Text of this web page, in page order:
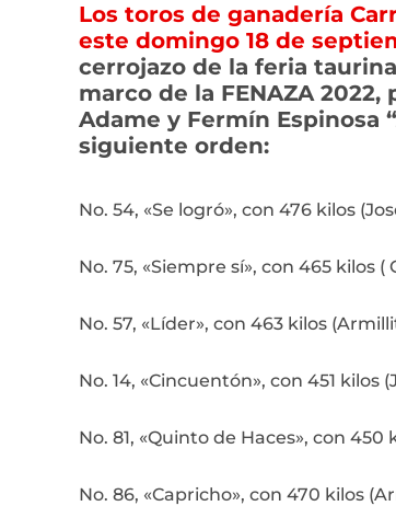
Los toros de ganadería
este domingo 18 de
cerrojazo de la feria
marco de la FENAZA
Adame y Fermín Espinosa
siguiente orden:
No. 54, «Se logró», con 476 kilos
No. 75, «Siempre sí», con 465 kilos (
No. 57, «Líder», con 463 kilos
No. 14, «Cincuentón», con 451 kilos
No. 81, «Quinto de Haces», con 450
No. 86, «Capricho», con 470 kilos